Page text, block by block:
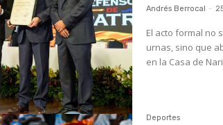
Andrés Berrocal -
El acto formal no
urnas, sino que
en la Casa de
Deportes